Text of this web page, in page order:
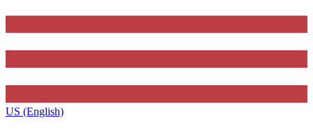
US (English)